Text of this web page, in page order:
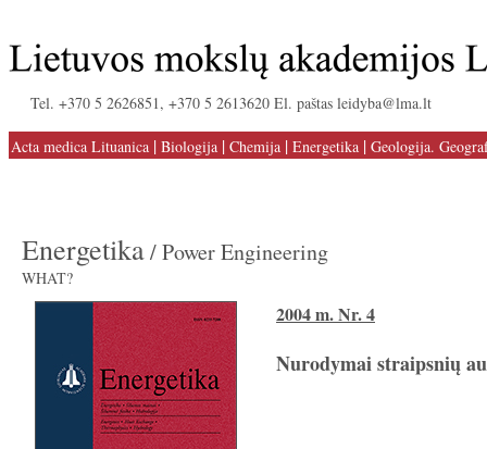
Tel. +370 5 2626851, +370 5 2613620 El. paštas leidyba@lma.lt
Acta medica Lituanica | Biologija | Chemija | Energetika | Geologija.
Energetika/ Power Engineering
WHAT?
2004 m. Nr. 4
Nurodymai straipsnių